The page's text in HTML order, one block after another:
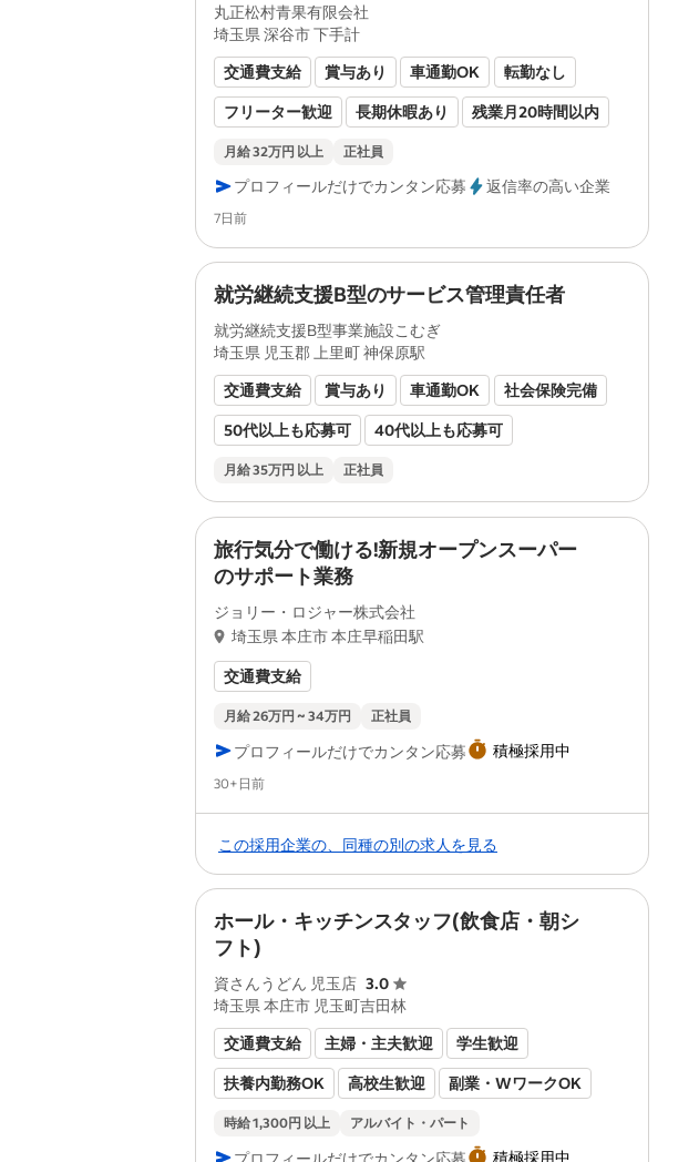
丸正松村青果有限会社
埼玉県 深谷市 下手計
交通費支給
賞与あり 車通勤OK
転勤なし
フリーター歓迎
長期休暇あり
残業月20時間以内
ブランクOK
オープニングスタッフ
研修あり
バイク通勤OK
健康保険あり
厚生年金あり
月給 32万円 以上 正社員
プロフィールだけでカンタン応募 返信率の高い企業
Posted
7日前
就労継続支援B型のサービス管理責任者
就労継続支援B型事業施設こむぎ
埼玉県 児玉郡 上里町 神保原駅
交通費支給
賞与あり 車通勤OK
社会保険完備
50代以上も応募可
40代以上も応募可
主婦・主夫歓迎
平日のみOK
ブランクOK
月給 35万円 以上 正社員
旅行気分で働ける!新規オープンスーパー
のサポート業務
ジョリー・ロジャー株式会社
埼玉県 本庄市 本庄早稲田駅
交通費支給
月給 26万円 ~ 34万円 正社員
プロフィールだけでカンタン応募 積極採用中
Posted
30+日前
この採用企業の、同種の別の求人を見る
ホール・キッチンスタッフ(飲食店・朝シ
フト)
資さんうどん 児玉店 3.0
埼玉県 本庄市 児玉町吉田林
交通費支給
主婦・主夫歓迎
学生歓迎
扶養内勤務OK
高校生歓迎
副業・WワークOK
シフト制
履歴書不要
社員登用あり
時給 1,300円 以上 アルバイト・パート
積極採用中